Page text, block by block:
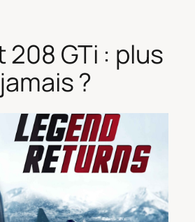
208 GTi : plus
?